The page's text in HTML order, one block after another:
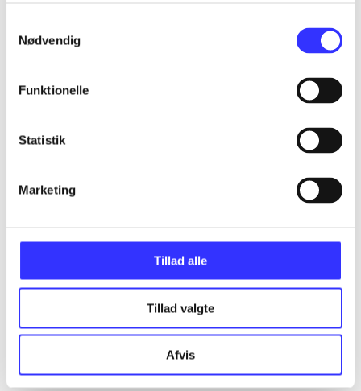
Nødvendig
Funktionelle
Statistik
Marketing
Tillad alle
Tillad valgte
Afvis
Artikler
...